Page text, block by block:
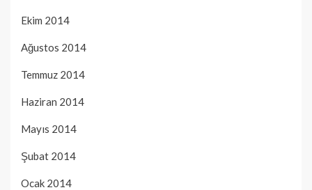
Ekim 2014
Ağustos 2014
Temmuz 2014
Haziran 2014
Mayıs 2014
Şubat 2014
Ocak 2014